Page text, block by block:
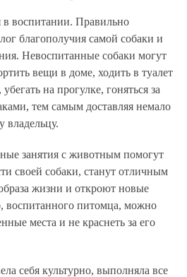
в воспитании. Правильно
благополучия самой собаки и
Невоспитанные собаки могут
вещи в доме, ходить в туалет
на прогулке, гоняться за
тем самым доставляя немало
владельцу.
занятия с животным помогут
своей собаки, станут отличным
жизни и откроют новые
воспитанного питомца, можно
места и не краснеть за его
себя культурно, выполняла все